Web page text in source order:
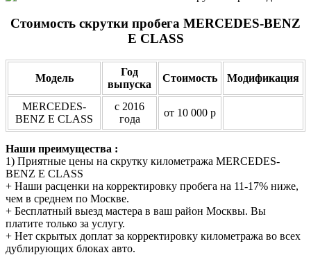
Стоимость скрутки пробега MERCEDES-BENZ
E CLASS​
Модель
Год
выпуска
Стоимость Модификация
MERCEDES-
BENZ E CLASS​
с 2016
года
от 10 000 р
Наши преимущества :
1) Приятные цены на скрутку километража MERCEDES-
BENZ E CLASS
+ Наши расценки на корректировку пробега на 11-17% ниже,
чем в среднем по Москве.
+ Бесплатный выезд мастера в ваш район Москвы. Вы
платите только за услугу.
+ Нет скрытых доплат за корректировку километража во всех
дублирующих блоках авто.